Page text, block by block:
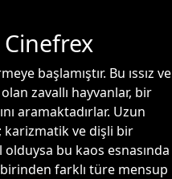
Cinefrex
başlamıştır. Bu ıssız ve
zavallı hayvanlar, bir
aramaktadırlar. Uzun
ve dişli bir
bu kaos esnasında
farklı türe mensup